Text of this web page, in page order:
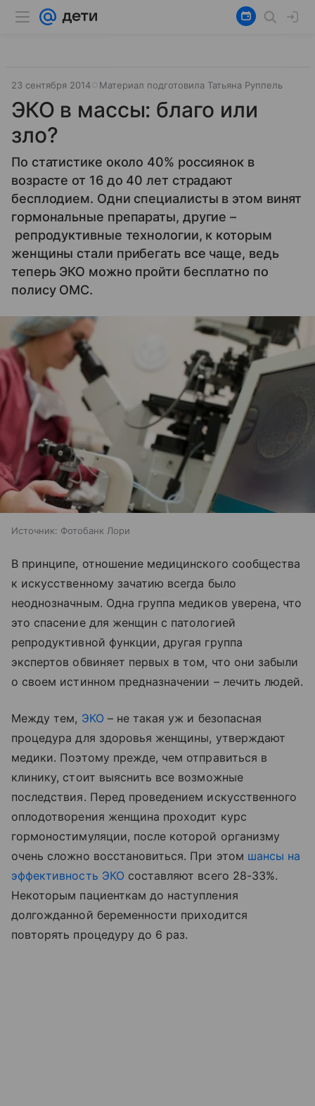
23 сентября 2014 Материал подготовила Татьяна Руппель
ЭКО в массы: благо или
зло?
По статистике около 40% россиянок в
возрасте от 16 до 40 лет страдают
бесплодием. Одни специалисты в этом винят
гормональные препараты, другие –
репродуктивные технологии, к которым
женщины стали прибегать все чаще, ведь
теперь ЭКО можно пройти бесплатно по
полису ОМС.
Источник: Фотобанк Лори
В принципе, отношение медицинского сообщества
к искусственному зачатию всегда было
неоднозначным. Одна группа медиков уверена, что
это спасение для женщин с патологией
репродуктивной функции, другая группа
экспертов обвиняет первых в том, что они забыли
о своем истинном предназначении – лечить людей.
Между тем, ЭКО – не такая уж и безопасная
процедура для здоровья женщины, утверждают
медики. Поэтому прежде, чем отправиться в
клинику, стоит выяснить все возможные
последствия. Перед проведением искусственного
оплодотворения женщина проходит курс
гормоностимуляции, после которой организму
очень сложно восстановиться. При этом шансы на
эффективность ЭКО составляют всего 28-33%.
Некоторым пациенткам до наступления
долгожданной беременности приходится
повторять процедуру до 6 раз.